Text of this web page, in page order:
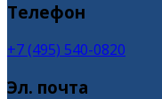
Телефон
+7 (495) 540-0820
Эл. почта